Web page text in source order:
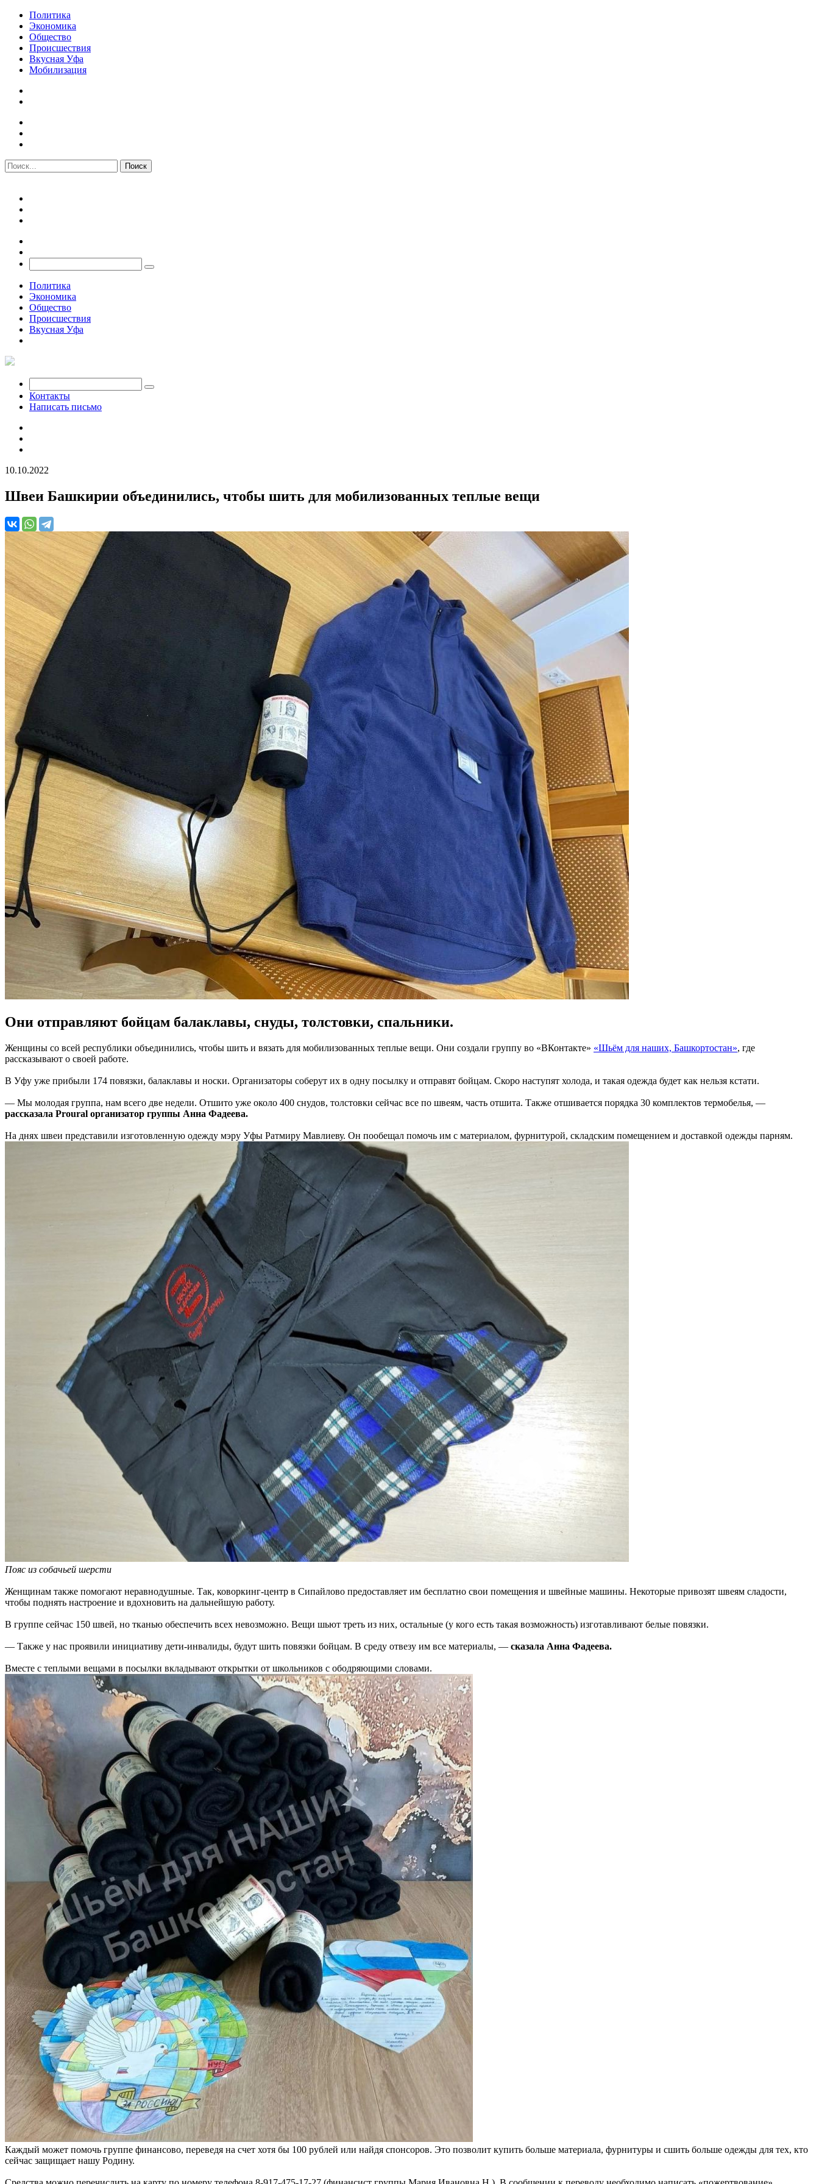
Политика
Экономика
Общество
Происшествия
Вкусная Уфа
Мобилизация
Политика
Экономика
Общество
Происшествия
Вкусная Уфа
Контакты
Написать письмо
10.10.2022
Швеи Башкирии объединились, чтобы шить для мобилизованных теплые вещи
Они отправляют бойцам балаклавы, снуды, толстовки, спальники.
Женщины со всей республики объединились, чтобы шить и вязать для мобилизованных теплые вещи. Они создали группу во «ВКонтакте» «Шьём для наших, Башкортостан», где
рассказывают о своей работе.
В Уфу уже прибыли 174 повязки, балаклавы и носки. Организаторы соберут их в одну посылку и отправят бойцам. Скоро наступят холода, и такая одежда будет как нельзя кстати.
— Мы молодая группа, нам всего две недели. Отшито уже около 400 снудов, толстовки сейчас все по швеям, часть отшита. Также отшивается порядка 30 комплектов термобелья, —
рассказала Proural организатор группы Анна Фадеева.
На днях швеи представили изготовленную одежду мэру Уфы Ратмиру Мавлиеву. Он пообещал помочь им с материалом, фурнитурой, складским помещением и доставкой одежды парням.
Пояс из собачьей шерсти
Женщинам также помогают неравнодушные. Так, коворкинг-центр в Сипайлово предоставляет им бесплатно свои помещения и швейные машины. Некоторые привозят швеям сладости,
чтобы поднять настроение и вдохновить на дальнейшую работу.
В группе сейчас 150 швей, но тканью обеспечить всех невозможно. Вещи шьют треть из них, остальные (у кого есть такая возможность) изготавливают белые повязки.
— Также у нас проявили инициативу дети-инвалиды, будут шить повязки бойцам. В среду отвезу им все материалы, — сказала Анна Фадеева.
Вместе с теплыми вещами в посылки вкладывают открытки от школьников с ободряющими словами.
Каждый может помочь группе финансово, переведя на счет хотя бы 100 рублей или найдя спонсоров. Это позволит купить больше материала, фурнитуры и сшить больше одежды для тех, кто
сейчас защищает нашу Родину.